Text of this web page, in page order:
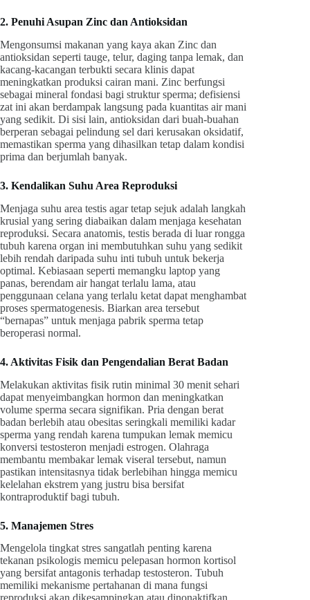
2. Penuhi Asupan Zinc dan Antioksidan
Mengonsumsi makanan yang kaya akan Zinc dan
antioksidan seperti tauge, telur, daging tanpa lemak, dan
kacang-kacangan terbukti secara klinis dapat
meningkatkan produksi cairan mani. Zinc berfungsi
sebagai mineral fondasi bagi struktur sperma; defisiensi
zat ini akan berdampak langsung pada kuantitas air mani
yang sedikit. Di sisi lain, antioksidan dari buah-buahan
berperan sebagai pelindung sel dari kerusakan oksidatif,
memastikan sperma yang dihasilkan tetap dalam kondisi
prima dan berjumlah banyak.
3. Kendalikan Suhu Area Reproduksi
Menjaga suhu area testis agar tetap sejuk adalah langkah
krusial yang sering diabaikan dalam menjaga kesehatan
reproduksi. Secara anatomis, testis berada di luar rongga
tubuh karena organ ini membutuhkan suhu yang sedikit
lebih rendah daripada suhu inti tubuh untuk bekerja
optimal. Kebiasaan seperti memangku laptop yang
panas, berendam air hangat terlalu lama, atau
penggunaan celana yang terlalu ketat dapat menghambat
proses spermatogenesis. Biarkan area tersebut
“bernapas” untuk menjaga pabrik sperma tetap
beroperasi normal.
4. Aktivitas Fisik dan Pengendalian Berat Badan
Melakukan aktivitas fisik rutin minimal 30 menit sehari
dapat menyeimbangkan hormon dan meningkatkan
volume sperma secara signifikan. Pria dengan berat
badan berlebih atau obesitas seringkali memiliki kadar
sperma yang rendah karena tumpukan lemak memicu
konversi testosteron menjadi estrogen. Olahraga
membantu membakar lemak viseral tersebut, namun
pastikan intensitasnya tidak berlebihan hingga memicu
kelelahan ekstrem yang justru bisa bersifat
kontraproduktif bagi tubuh.
5. Manajemen Stres
Mengelola tingkat stres sangatlah penting karena
tekanan psikologis memicu pelepasan hormon kortisol
yang bersifat antagonis terhadap testosteron. Tubuh
memiliki mekanisme pertahanan di mana fungsi